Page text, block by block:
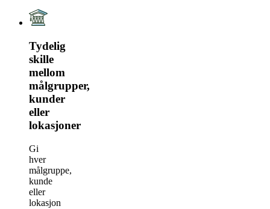
Tydelig
skille
mellom
målgrupper,
kunder
eller
lokasjoner
Gi
hver
målgruppe,
kunde
eller
lokasjon